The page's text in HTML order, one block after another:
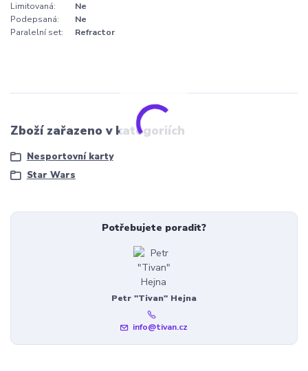
Limitovaná:
Ne
Podepsaná:
Ne
Paralelní set:
Refractor
Zboží zařazeno v kategoriích
Nesportovní karty
Star Wars
Potřebujete poradit?
Petr "Tivan" Hejna
info@tivan.cz